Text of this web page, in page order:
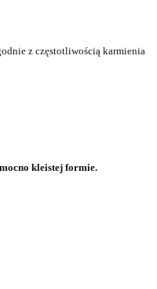
z częstotliwością karmienia
kleistej formie.